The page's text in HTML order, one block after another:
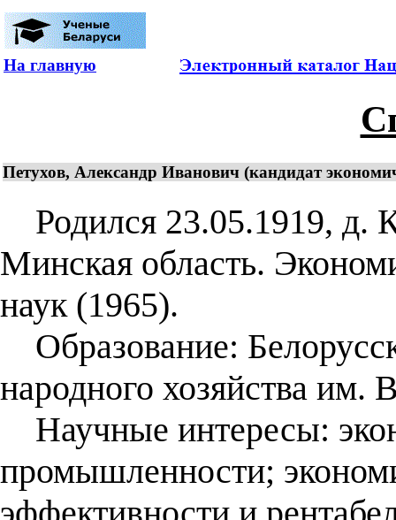
На главную
Петухов, Александр Иванович (кандидат
Родился 23.05.1919, д.
Минская область.
наук (1965).
Образование:
народного хозяйства
Научные интересы:
промышленности;